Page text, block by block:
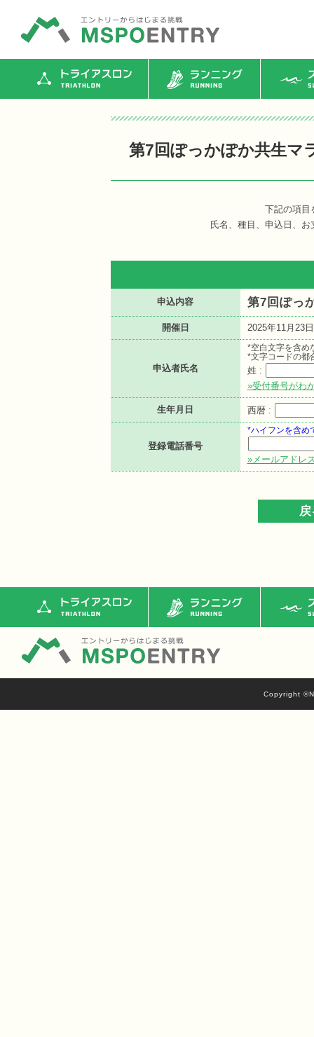
トライアスロン ランニング ス
第7回ぽっかぽか共生マ
下記の項目
氏名、種目、申込日、
申込内容 第7回ぽっ
開催日 2025年11月23
申込者氏名
*空白文字を含め
*文字コードの都
姓 :
»受付番号がわ
生年月日 西暦 :
登録電話番号
*ハイフンを含め
»メールアドレ
トライアスロン ランニング ス
Copyright